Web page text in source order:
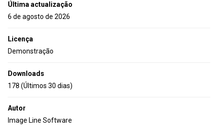
Última actualização
6 de agosto de 2026
Licença
Demonstração
Downloads
178 (Últimos 30 dias)
Autor
Image Line Software